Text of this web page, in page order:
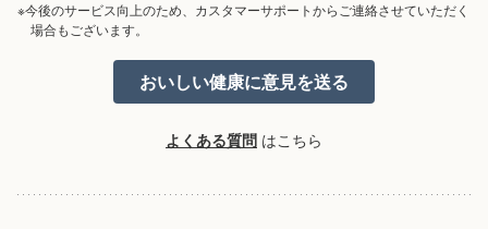
※今後のサービス向上のため、カスタマーサポートからご連絡させていただく
場合もございます。
よくある質問 はこちら